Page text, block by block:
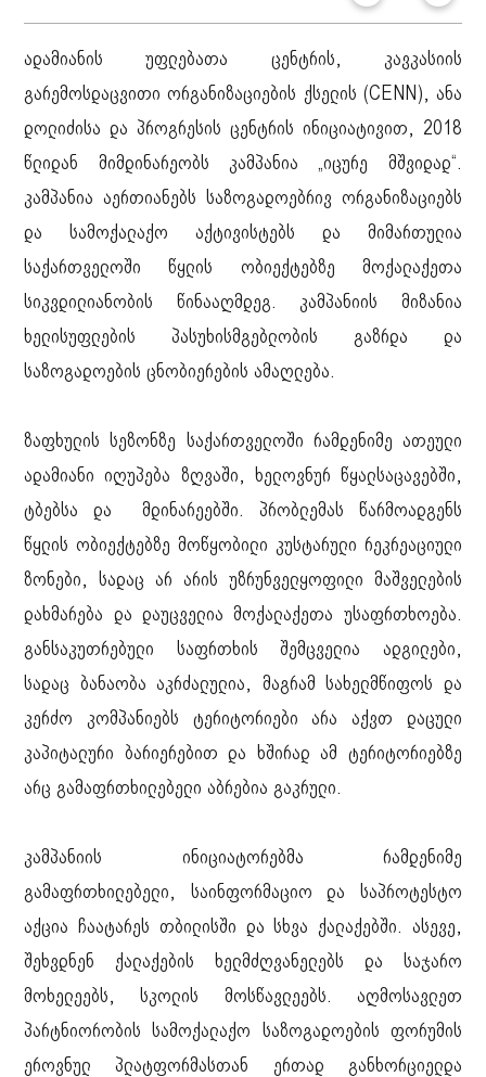
ადამიანის უფლებათა ცენტრის, კავკასიის
გარემოსდაცვითი ორგანიზაციების ქსელის (CENN), ანა
დოლიძისა და პროგრესის ცენტრის ინიციატივით, 2018
წლიდან მიმდინარეობს კამპანია „იცურე მშვიდად“.
კამპანია აერთიანებს საზოგადოებრივ ორგანიზაციებს
და სამოქალაქო აქტივისტებს და მიმართულია
საქართველოში წყლის ობიექტებზე მოქალაქეთა
სიკვდილიანობის წინააღმდეგ. კამპანიის მიზანია
ხელისუფლების პასუხისმგებლობის გაზრდა და
საზოგადოების ცნობიერების ამაღლება.
ზაფხულის სეზონზე საქართველოში რამდენიმე ათეული
ადამიანი იღუპება ზღვაში, ხელოვნურ წყალსაცავებში,
ტბებსა და მდინარეებში. პრობლემას წარმოადგენს
წყლის ობიექტებზე მოწყობილი კუსტარული რეკრეაციული
ზონები, სადაც არ არის უზრუნველყოფილი მაშველების
დახმარება და დაუცველია მოქალაქეთა უსაფრთხოება.
განსაკუთრებული საფრთხის შემცველია ადგილები,
სადაც ბანაობა აკრძალულია, მაგრამ სახელმწიფოს და
კერძო კომპანიებს ტერიტორიები არა აქვთ დაცული
კაპიტალური ბარიერებით და ხშირად ამ ტერიტორიებზე
არც გამაფრთხილებელი აბრებია გაკრული.
კამპანიის ინიციატორებმა რამდენიმე
გამაფრთხილებელი, საინფორმაციო და საპროტესტო
აქცია ჩაატარეს თბილისში და სხვა ქალაქებში. ასევე,
შეხვდნენ ქალაქების ხელმძღვანელებს და საჯარო
მოხელეებს, სკოლის მოსწავლეებს. აღმოსავლეთ
პარტნიორობის სამოქალაქო საზოგადოების ფორუმის
ეროვნულ პლატფორმასთან ერთად განხორციელდა